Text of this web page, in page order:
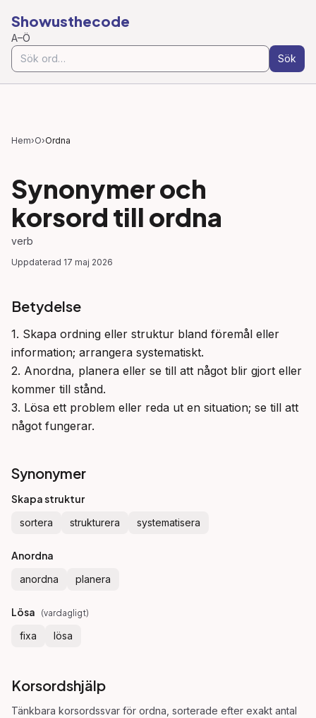
Showusthecode
A–Ö
Sök
Hem›O›Ordna
Synonymer och
korsord till ordna
verb
Uppdaterad 17 maj 2026
Betydelse
1. Skapa ordning eller struktur bland föremål eller
information; arrangera systematiskt.
2. Anordna, planera eller se till att något blir gjort eller
kommer till stånd.
3. Lösa ett problem eller reda ut en situation; se till att
något fungerar.
Synonymer
Skapa struktur
sortera strukturera systematisera
Anordna
anordna planera
Lösa (vardagligt)
fixa lösa
Korsordshjälp
Tänkbara korsordssvar för ordna , sorterade efter exakt antal